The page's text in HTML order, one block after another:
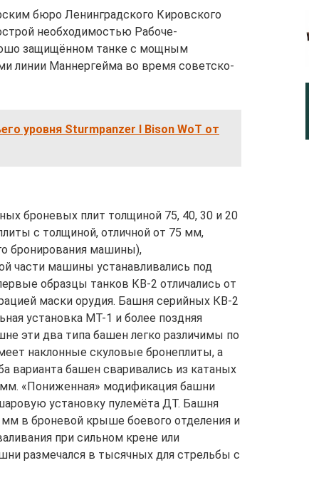
бюро Ленинградского Кировского
необходимостью Рабоче-
защищённом танке с мощным
линии Маннергейма во время советско-
уровня Sturmpanzer I Bison WoT от
броневых плит толщиной 75, 40, 30 и 20
с толщиной, отличной от 75 мм,
бронирования машины),
части машины устанавливались под
образцы танков КВ-2 отличались от
маски орудия. Башня серийных КВ-2
установка МТ-1 и более поздняя
эти два типа башен легко различимы по
наклонные скуловые бронеплиты, а
варианта башен сваривались из катаных
мм. «Пониженная» модификация башни
установку пулемёта ДТ. Башня
в броневой крыше боевого отделения и
при сильном крене или
размечался в тысячных для стрельбы с